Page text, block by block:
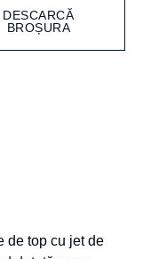
DESCARCĂ
BROȘURA
de top cu jet de